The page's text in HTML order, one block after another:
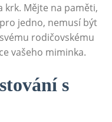
krk. Mějte na paměti,
jedno, nemusí být
rodičovskému
vašeho miminka.
s